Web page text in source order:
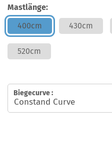
Mastlänge:
400cm
430cm
520cm
Biegecurve :